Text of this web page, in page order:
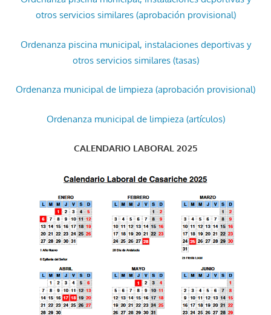
otros servicios similares (aprobación provisional)
Ordenanza piscina municipal, instalaciones deportivas y
otros servicios similares (tasas)
Ordenanza municipal de limpieza (aprobación provisional)
Ordenanza municipal de limpieza (artículos)
CALENDARIO LABORAL 2025